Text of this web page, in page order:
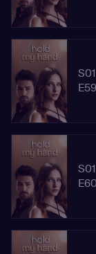
S01
E59
S01
E60